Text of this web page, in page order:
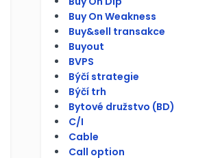
Buy On Weakness
Buy&sell transakce
Buyout
BVPS
Býčí strategie
Býčí trh
Bytové družstvo (BD)
C/I
Cable
Call option